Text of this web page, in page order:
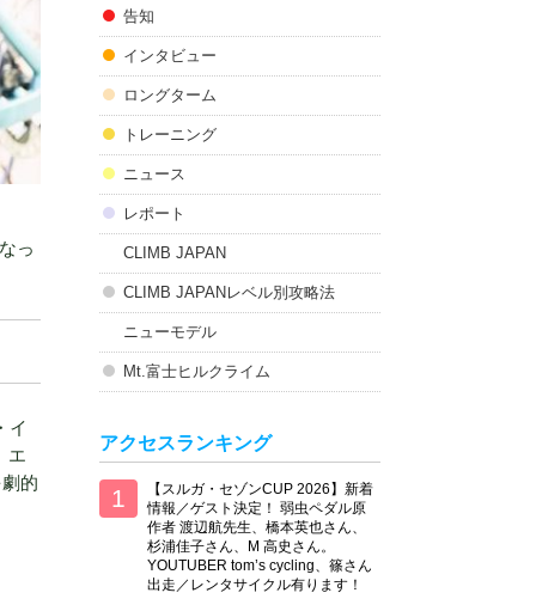
っ
イ
エ
的
告知
インタビュー
ロングターム
トレーニング
ニュース
レポート
CLIMB JAPAN
CLIMB JAPANレベル別攻略法
ニューモデル
Mt.富士ヒルクライム
アクセスランキング
【スルガ・セゾンCUP 2026】新着
情報／ゲスト決定！ 弱虫ペダル原
作者 渡辺航先生、橋本英也さん、
杉浦佳子さん、M 高史さん。
YOUTUBER tom’s cycling、篠さん
出走／レンタサイクル有ります！